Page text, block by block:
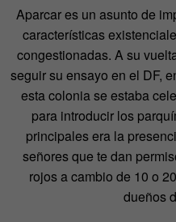
Aparcar es un asunto de
características
congestionadas. A su
seguir su ensayo en el DF,
esta colonia se estaba
para introducir los
principales era la
señores que te dan
rojos a cambio de 10 o
dueños